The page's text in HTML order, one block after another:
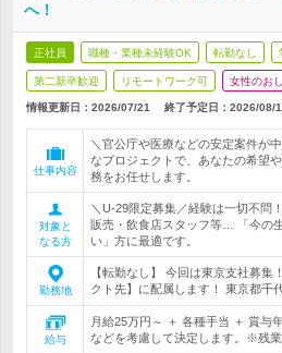
へ！
正社員 職種・業種未経験OK 転勤なし
第二新卒歓迎 リモートワーク可 女性のお
情報更新日：2026/07/21 終了予定日： 2026/08/
仕事内容
＼官公庁や医療などの安定案件が
なプロジェクトで、あなたの希望
務をお任せします。
対象と
なる方
＼U-29限定募集／経験は一切不問
販売・飲食店スタッフ等… 「今の
い」方に最適です。
勤務地
【転勤なし】 今回は東京支社募集
クト先】に配属します！ 東京都千
給与
月給25万円～ ＋ 各種手当 ＋ 賞与
などを考慮して決定します。※残